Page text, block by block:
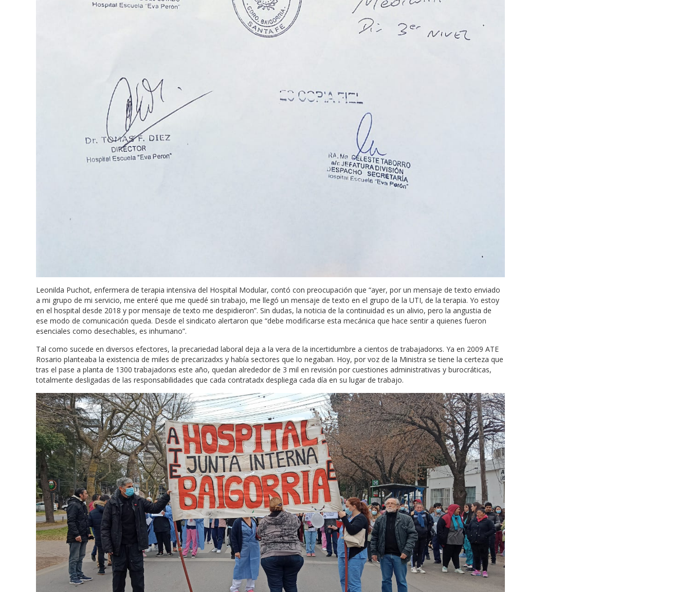
Leonilda Puchot, enfermera de terapia intensiva del Hospital Modular, contó con preocupación que “ayer, por un mensaje de texto enviado
a mi grupo de mi servicio, me enteré que me quedé sin trabajo, me llegó un mensaje de texto en el grupo de la UTI, de la terapia. Yo estoy
en el hospital desde 2018 y por mensaje de texto me despidieron”. Sin dudas, la noticia de la continuidad es un alivio, pero la angustia de
ese modo de comunicación queda. Desde el sindicato alertaron que “debe modificarse esta mecánica que hace sentir a quienes fueron
esenciales como desechables, es inhumano”.
Tal como sucede en diversos efectores, la precariedad laboral deja a la vera de la incertidumbre a cientos de trabajadorxs. Ya en 2009 ATE
Rosario planteaba la existencia de miles de precarizadxs y había sectores que lo negaban. Hoy, por voz de la Ministra se tiene la certeza que
tras el pase a planta de 1300 trabajadorxs este año, quedan alrededor de 3 mil en revisión por cuestiones administrativas y burocráticas,
totalmente desligadas de las responsabilidades que cada contratadx despliega cada día en su lugar de trabajo.